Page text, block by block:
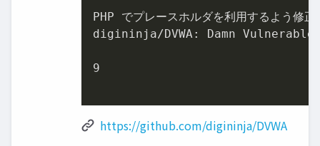
PHP でプレースホルダを利用するよう修正
digininja/DVWA: Damn Vulnerable
9
https://github.com/digininja/DVWA